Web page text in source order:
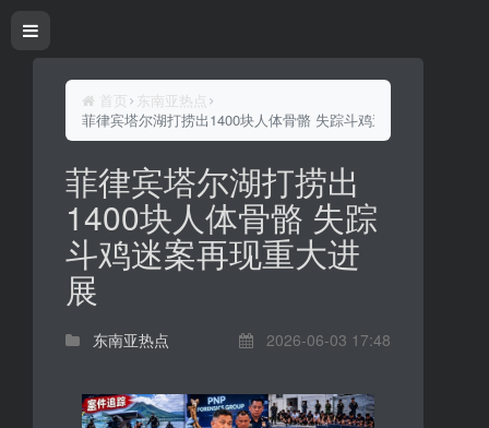
首页
东南亚热点
菲律宾塔尔湖打捞出1400块人体骨骼 失踪斗鸡迷案再现重大进展
菲律宾塔尔湖打捞出
1400块人体骨骼 失踪
斗鸡迷案再现重大进
展
东南亚热点 2026-06-03 17:48